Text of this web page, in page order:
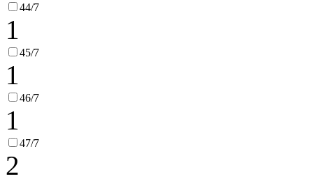
44/7
1
45/7
1
46/7
1
47/7
2